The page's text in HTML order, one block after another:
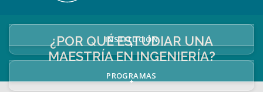
INSTITUCIÓN
+
PROGRAMAS
+
¿POR QUÉ ESTUDIAR UNA
MAESTRÍA EN INGENIERÍA?